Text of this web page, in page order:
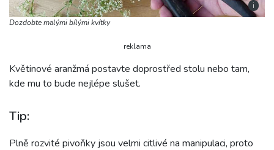
i
Dozdobte malými bílými kvítky
reklama
Květinové aranžmá postavte doprostřed stolu nebo tam,
kde mu to bude nejlépe slušet.
Tip:
Plně rozvité pivoňky jsou velmi citlivé na manipulaci, proto